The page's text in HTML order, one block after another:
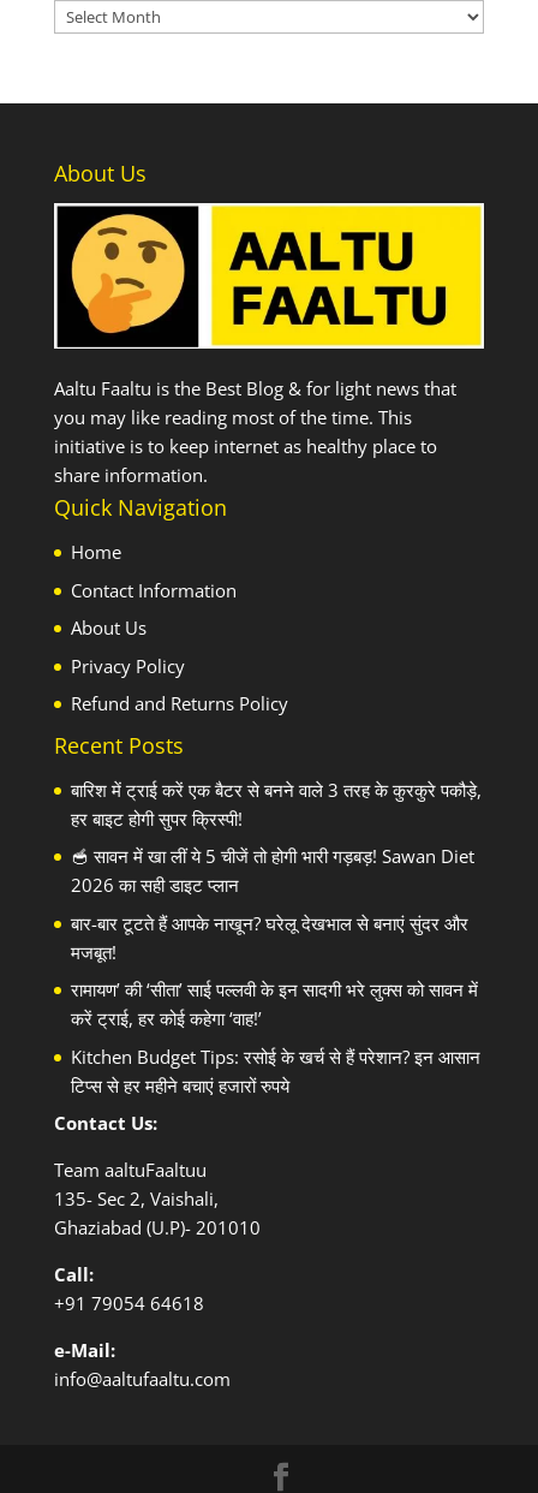
Archives
About Us
Aaltu Faaltu is the Best Blog & for light news that
you may like reading most of the time. This
initiative is to keep internet as healthy place to
share information.
Quick Navigation
Home
Contact Information
About Us
Privacy Policy
Refund and Returns Policy
Recent Posts
बारिश में ट्राई करें एक बैटर से बनने वाले 3 तरह के कुरकुरे पकौड़े,
हर बाइट होगी सुपर क्रिस्पी!
🥣 सावन में खा लीं ये 5 चीजें तो होगी भारी गड़बड़! Sawan Diet
2026 का सही डाइट प्लान
बार-बार टूटते हैं आपके नाखून? घरेलू देखभाल से बनाएं सुंदर और
मजबूत!
रामायण’ की ‘सीता’ साई पल्लवी के इन सादगी भरे लुक्स को सावन में
करें ट्राई, हर कोई कहेगा ‘वाह!’
Kitchen Budget Tips: रसोई के खर्च से हैं परेशान? इन आसान
टिप्स से हर महीने बचाएं हजारों रुपये
Contact Us:
Team aaltuFaaltuu
135- Sec 2, Vaishali,
Ghaziabad (U.P)- 201010
Call:
+91 79054 64618
e-Mail:
info@aaltufaaltu.com